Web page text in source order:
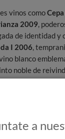
vinos como
2009,
de identidad y
I 2006,
blanco
noble de
equilibrio y
primer trago;
a